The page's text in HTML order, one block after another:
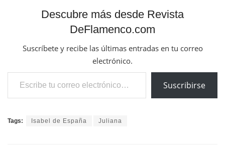
Descubre más desde Revista
DeFlamenco.com
Suscríbete y recibe las últimas entradas en tu correo
electrónico.
Escribe tu correo electrónico…
Suscribirse
Tags: Isabel de España Juliana